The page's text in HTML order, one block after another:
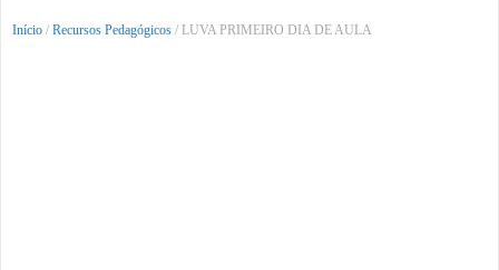
Início / Recursos Pedagógicos / LUVA PRIMEIRO DIA DE AULA